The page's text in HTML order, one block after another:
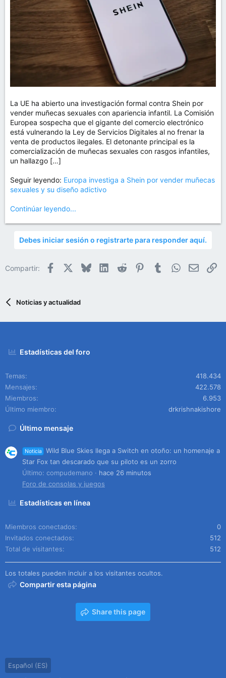
La UE ha abierto una investigación formal contra Shein por
vender muñecas sexuales con apariencia infantil. La Comisión
Europea sospecha que el gigante del comercio electrónico
está vulnerando la Ley de Servicios Digitales al no frenar la
venta de productos ilegales. El detonante principal es la
comercialización de muñecas sexuales con rasgos infantiles,
un hallazgo […]
Seguir leyendo: Europa investiga a Shein por vender muñecas
sexuales y su diseño adictivo
Continúar leyendo...
Debes iniciar sesión o registrarte para responder aquí.
Compartir: Facebook BlueskyLinkedIn
Reddit PinterestTumblrWhatsApp
Email
Noticias y actualidad
Estadísticas del foro
Temas
418.434
Mensajes
422.578
Miembros
6.953
Último miembro
drkrishnakishore
Último mensaje
Noticia
Wild Blue Skies llega a Switch en otoño: un homenaje a
Star Fox tan descarado que su piloto es un zorro
Último: compudemano
hace 26 minutos
Foro de consolas y juegos
Estadísticas en línea
Miembros conectados
0
Invitados conectados
512
Total de visitantes
512
Los totales pueden incluir a los visitantes ocultos.
Compartir esta página
Share this page
Español (ES)